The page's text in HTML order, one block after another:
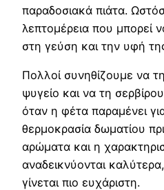
παραδοσιακά πιάτα.
λεπτομέρεια που μπορεί
στη γεύση και την υφή
Πολλοί συνηθίζουμε να
ψυγείο και να τη
όταν η φέτα παραμένει
θερμοκρασία δωματίου
αρώματα και η
αναδεικνύονται
γίνεται πιο ευχάριστη.